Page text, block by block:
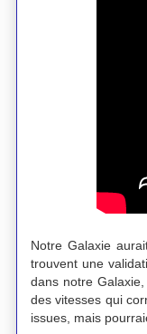
Notre Galaxie
trouvent une
dans notre
des vitesses qui
issues, mais